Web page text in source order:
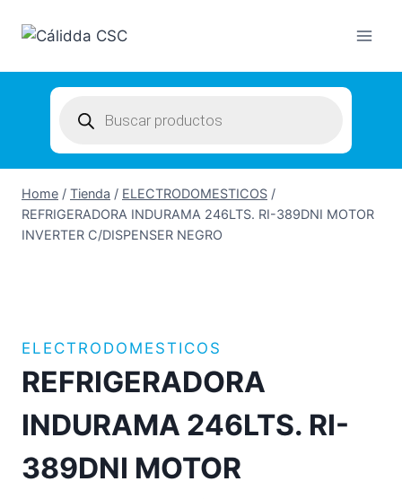
search
Home / Tienda / ELECTRODOMESTICOS /
REFRIGERADORA INDURAMA 246LTS. RI-389DNI MOTOR
INVERTER C/DISPENSER NEGRO
ELECTRODOMESTICOS
REFRIGERADORA
INDURAMA 246LTS. RI-
389DNI MOTOR